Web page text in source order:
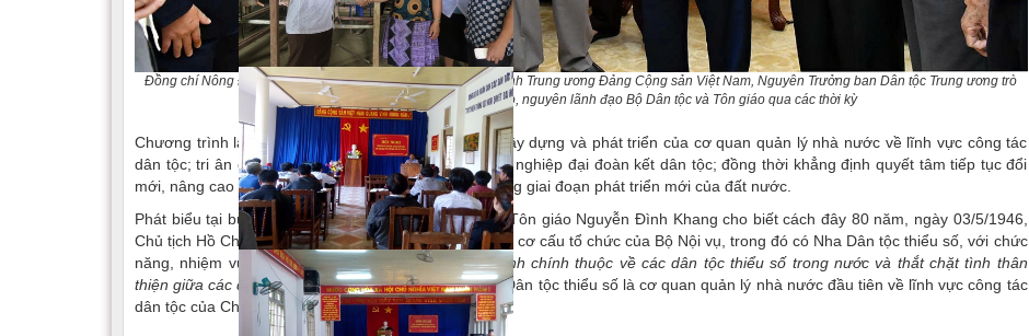
Đồng chí Nông Đức Mạnh, Nguyên Tổng Bí thư Ban Chấp hành Trung ương Đảng Cộng sản Việt Nam, Nguyên Trưởng ban Dân tộc Trung ương trò
chuyện cùng các đồng chí lãnh đạo, nguyên lãnh đạo Bộ Dân tộc và Tôn giáo qua các thời kỳ
Chương trình là dịp để ôn lại chặng đường 80 năm xây dựng và phát triển của cơ quan quản lý nhà nước về lĩnh vực công tác
dân tộc; tri ân các thế hệ cán bộ đã đóng góp cho sự nghiệp đại đoàn kết dân tộc; đồng thời khẳng định quyết tâm tiếp tục đổi
mới, nâng cao hiệu lực, hiệu quả công tác dân tộc trong giai đoạn phát triển mới của đất nước.
Phát biểu tại buổi gặp mặt, Bộ trưởng Bộ Dân tộc và Tôn giáo Nguyễn Đình Khang cho biết cách đây 80 năm, ngày 03/5/1946,
Chủ tịch Hồ Chí Minh đã ký sắc lệnh số 58 quy định về cơ cấu tổ chức của Bộ Nội vụ, trong đó có Nha Dân tộc thiểu số, với chức
năng, nhiệm vụ
“Xem xét các v ấn đề chính trịvàhành chính thuộc về các dân tộc thiểu số trong nước và thắt chặt tình thân
thiện giữa các dân tộc sống trên đất Việt Nam”, Nha Dân tộc thiểu số là cơ quan quản lý nhà nước đầu tiên về lĩnh vực công tác
dân tộc của Chính phủ Việt Nam Dân chủ Cộng hoà.